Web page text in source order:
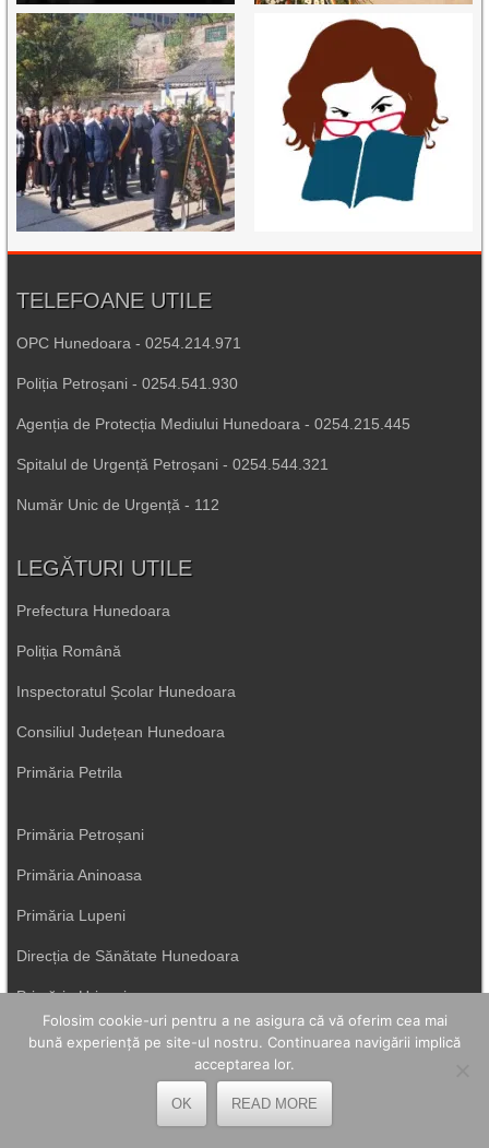
TELEFOANE UTILE
OPC Hunedoara - 0254.214.971
Poliția Petroșani - 0254.541.930
Agenția de Protecția Mediului Hunedoara - 0254.215.445
Spitalul de Urgență Petroșani - 0254.544.321
Număr Unic de Urgență - 112
LEGĂTURI UTILE
Prefectura Hunedoara
Poliția Română
Inspectoratul Școlar Hunedoara
Consiliul Județean Hunedoara
Primăria Petrila
Primăria Petroșani
Primăria Aninoasa
Primăria Lupeni
Direcția de Sănătate Hunedoara
Primăria Uricani
ISU Hunedoara
Folosim cookie-uri pentru a ne asigura că vă oferim cea mai
bună experiență pe site-ul nostru. Continuarea navigării implică
acceptarea lor.
OK READ MORE